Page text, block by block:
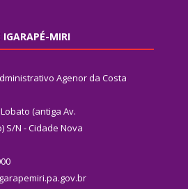
IGARAPÉ-MIRI
Agenor da Costa
(antiga Av.
S/N - Cidade Nova